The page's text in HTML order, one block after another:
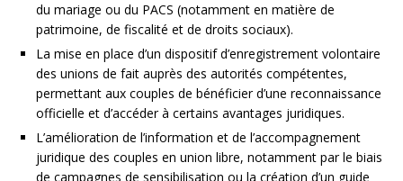
du mariage ou du PACS (notamment en matière de
patrimoine, de fiscalité et de droits sociaux).
La mise en place d’un dispositif d’enregistrement volontaire
des unions de fait auprès des autorités compétentes,
permettant aux couples de bénéficier d’une reconnaissance
officielle et d’accéder à certains avantages juridiques.
L’amélioration de l’information et de l’accompagnement
juridique des couples en union libre, notamment par le biais
de campagnes de sensibilisation ou la création d’un guide